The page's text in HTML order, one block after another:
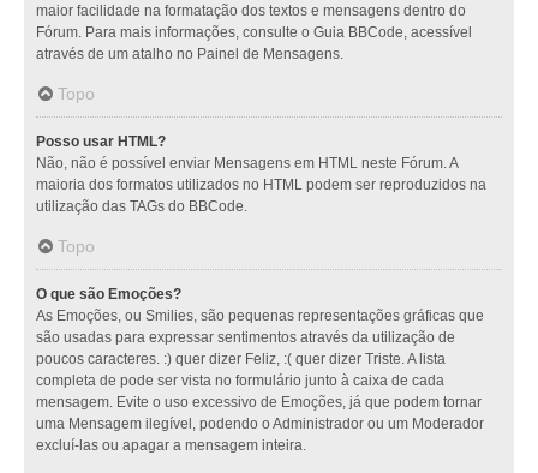
maior facilidade na formatação dos textos e mensagens dentro do
Fórum. Para mais informações, consulte o Guia BBCode, acessível
através de um atalho no Painel de Mensagens.
Topo
Posso usar HTML?
Não, não é possível enviar Mensagens em HTML neste Fórum. A
maioria dos formatos utilizados no HTML podem ser reproduzidos na
utilização das TAGs do BBCode.
Topo
O que são Emoções?
As Emoções, ou Smilies, são pequenas representações gráficas que
são usadas para expressar sentimentos através da utilização de
poucos caracteres. :) quer dizer Feliz, :( quer dizer Triste. A lista
completa de pode ser vista no formulário junto à caixa de cada
mensagem. Evite o uso excessivo de Emoções, já que podem tornar
uma Mensagem ilegível, podendo o Administrador ou um Moderador
excluí-las ou apagar a mensagem inteira.